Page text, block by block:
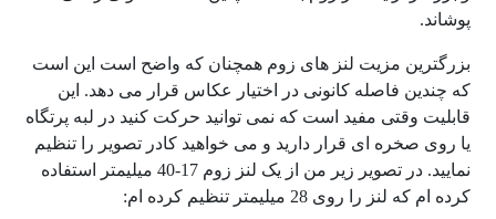
پوشاند.
بزرگترین مزیت لنز های زوم همچنان که واضح است این است
که چندین فاصله کانونی در اختیار عکاس قرار می دهد. این
قابلیت وقتی مفید است که نمی توانید حرکت کنید در لبه پرتگاه
یا روی صخره ای قرار دارید و می خواهید کادر تصویر را تنظیم
نمایید. در تصویر زیر من از یک لنز زوم 17-40 میلیمتر استفاده
کرده ام که لنز را روی 28 میلیمتر تنظیم کرده ام: